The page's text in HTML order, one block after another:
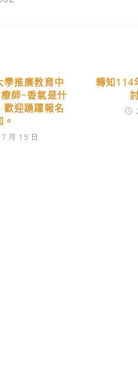
推廣教育中
師~香氣是什
歡迎踴躍報名
月 15 日
轉知114